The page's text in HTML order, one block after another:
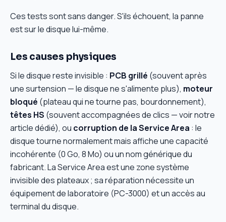
Ces tests sont sans danger. S'ils échouent, la panne
est sur le disque lui-même.
Les causes physiques
Si le disque reste invisible : PCB grillé (souvent après
une surtension — le disque ne s'alimente plus), moteur
bloqué (plateau qui ne tourne pas, bourdonnement),
têtes HS (souvent accompagnées de clics — voir notre
article dédié), ou corruption de la Service Area : le
disque tourne normalement mais affiche une capacité
incohérente (0 Go, 8 Mo) ou un nom générique du
fabricant. La Service Area est une zone système
invisible des plateaux ; sa réparation nécessite un
équipement de laboratoire (PC-3000) et un accès au
terminal du disque.